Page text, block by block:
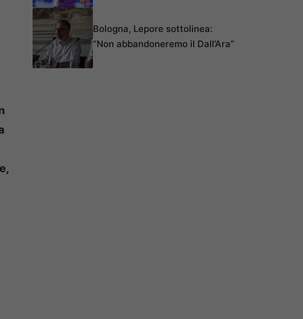
Bologna, Lepore sottolinea:
“Non abbandoneremo il Dall’Ara”